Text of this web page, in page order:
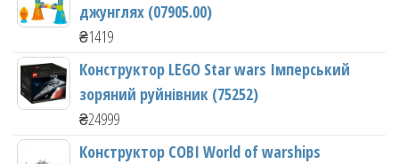
джунглях (07905.00)
₴1419
Конструктор LEGO Star wars Імперський
зоряний руйнівник (75252)
₴24999
Конструктор COBI World of warships